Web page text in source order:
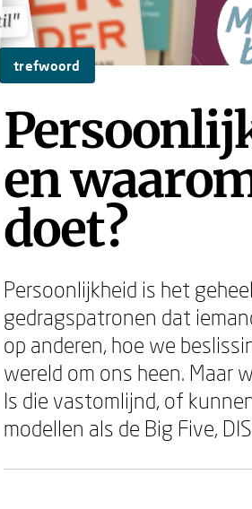
trefwoord
en
doet?
Persoonlijkheid is het
gedragspatronen dat
op anderen, hoe we
wereld om ons heen. Maar
Is die vastomlijnd, of
modellen als de Big Five,